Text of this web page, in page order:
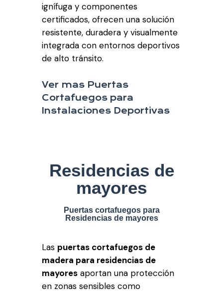
ignífuga y componentes
certificados, ofrecen una solución
resistente, duradera y visualmente
integrada con entornos deportivos
de alto tránsito.
Ver mas Puertas
Cortafuegos para
Instalaciones Deportivas
Residencias de
mayores
Puertas cortafuegos para
Residencias de mayores
Las puertas cortafuegos de
madera para residencias de
mayores aportan una protección
en zonas sensibles como